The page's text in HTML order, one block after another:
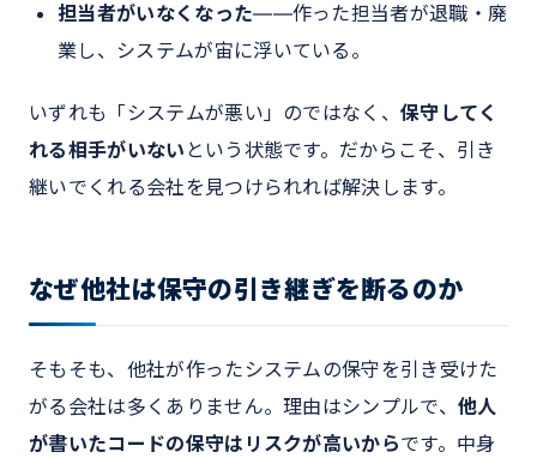
担当者がいなくなった――作った担当者が退職・廃
業し、システムが宙に浮いている。
いずれも「システムが悪い」のではなく、保守してく
れる相手がいない という状態です。だからこそ、引き
継いでくれる会社を見つけられれば解決します。
なぜ他社は保守の引き継ぎを断るのか
そもそも、他社が作ったシステムの保守を引き受けた
がる会社は多くありません。理由はシンプルで、他人
が書いたコードの保守はリスクが高いからです。中身